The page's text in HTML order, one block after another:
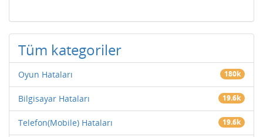
Tüm kategoriler
Oyun Hataları 180k
Bilgisayar Hataları 19.6k
Telefon(Mobile) Hataları 19.6k